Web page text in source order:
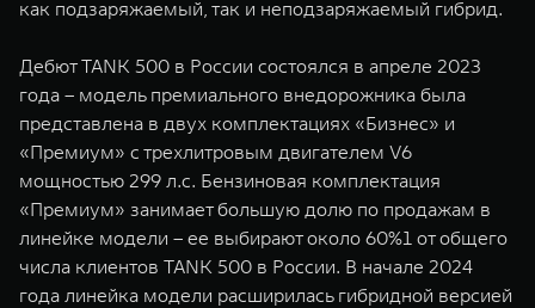
WEY 80
Масштаб возможностей
от 6 449 000 ₽
WEY 80
от 8 099
как подзаряжаемый, так и неподзаряжаемый гибрид.
Дебют TANK 500 в России состоялся в апреле 2023
года – модель премиального внедорожника была
представлена в двух комплектациях «Бизнес» и
«Премиум» с трехлитровым двигателем V6
мощностью 299 л.с. Бензиновая комплектация
«Премиум» занимает большую долю по продажам в
линейке модели – ее выбирают около 60%1 от общего
числа клиентов TANK 500 в России. В начале 2024
года линейка модели расширилась гибридной версией